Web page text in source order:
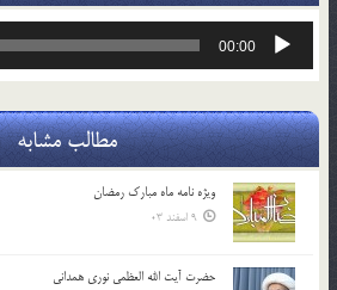
پخش‌کننده
00:00
مطالب مشابه
ویژه نامه ماه مبارک رمضان
9 اسفند 03
حضرت آیت الله العظمی نوری همدانی